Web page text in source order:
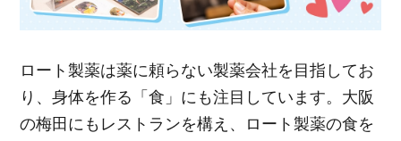
ロート製薬は薬に頼らない製薬会社を目指してお
り、身体を作る「食」にも注目しています。大阪
の梅田にもレストランを構え、ロート製薬の食を